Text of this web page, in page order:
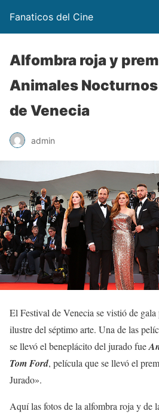
Fanaticos del Cine
Alfombra roja y
Animales
de Venecia
admin
El Festival de Venecia se vistió de
ilustre del séptimo arte. Una de las
se llevó el beneplácito del jurado fue
Tom Ford, película que se llevó el
Jurado».
Aquí las fotos de la alfombra roja y de